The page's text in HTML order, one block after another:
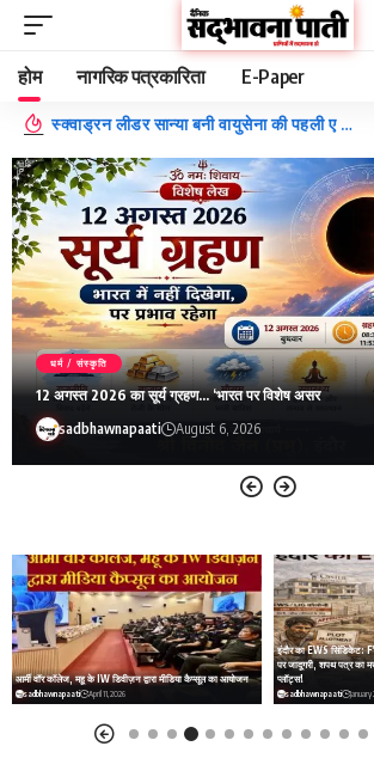
होम नागरिक पत्रकारिता E-Paper
ईरान की अमेरिकी नाकाबंदी- कितना जरुरी है अमरीका का यह एक्शन?
धर्म / संस्कृति
12 अगस्त 2026 का सूर्य ग्रहण… ‘भारत पर विशेष असर
sadbhawnapaati
August 6, 2026
इंदौर का EWS सिंडिकेट: F’ श्रेणी के PAN कार्ड से EWS की जमीन
पर जादूगरी, शपथ पत्र का मखौल रसूखदारों गरीबों ने हथियाए दर्जनों
प्लॉट्स!
sadbhawnapaati January 21, 2026
“गरीब नहीं, पेशेवर
निवेश और बिल्डर–खरीदार
sadbhawnapaati January